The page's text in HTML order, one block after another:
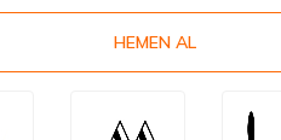
HEMEN AL